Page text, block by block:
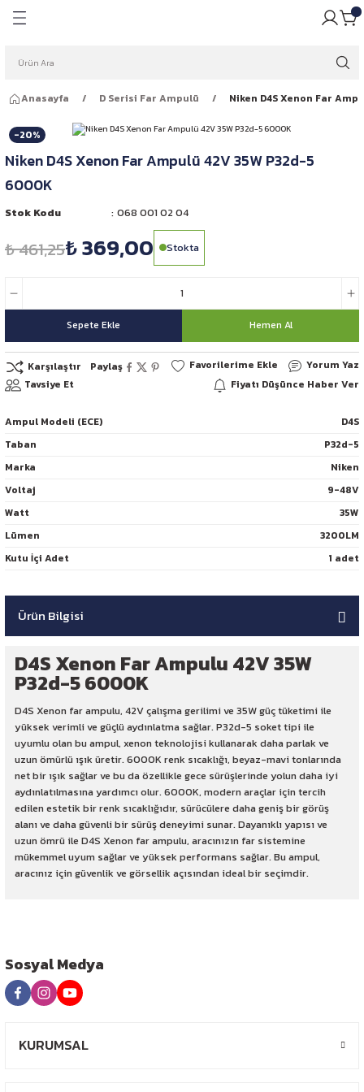
Ampulleri
Ampulleri
Ampulleri
Anasayfa D Serisi Far Ampulü Niken D4S Xenon Far
-20%
Niken D4S Xenon Far Ampulü 42V 35W P32d-5
6000K
Stok Kodu 068 001 02 04
₺ 461,25₺ 369,00 Stokta
Sepete Ekle Hemen Al
Karşılaştır Paylaş
Yorum Yaz
Tavsiye Et
Fiyatı Düşünce Haber Ver
Ampul Modeli (ECE)
D4S
Taban
P32d-5
Marka
Niken
Voltaj
9-48V
Watt
35W
Lümen
3200LM
Kutu İçi Adet
1 adet
Ürün Bilgisi
D4S Xenon Far Ampulu 42V 35W
P32d-5 6000K
D4S Xenon far ampulu, 42V çalışma gerilimi ve 35W güç tüketimi ile
yüksek verimli ve güçlü aydınlatma sağlar. P32d-5 soket tipi ile
uyumlu olan bu ampul, xenon teknolojisi kullanarak daha parlak ve
uzun ömürlü ışık üretir. 6000K renk sıcaklığı, beyaz-mavi tonlarında
net bir ışık sağlar ve bu da özellikle gece sürüşlerinde yolun daha iyi
aydınlatılmasına yardımcı olur. 6000K, modern araçlar için tercih
edilen estetik bir renk sıcaklığıdır, sürücülere daha geniş bir görüş
alanı ve daha güvenli bir sürüş deneyimi sunar. Dayanıklı yapısı ve
uzun ömrü ile D4S Xenon far ampulu, aracınızın far sistemine
mükemmel uyum sağlar ve yüksek performans sağlar. Bu ampul,
aracınız için güvenlik ve görsellik açısından ideal bir seçimdir.
Sosyal Medya
KURUMSAL